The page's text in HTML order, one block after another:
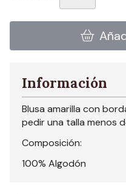
Información
Blusa amarilla con
pedir una talla menos
Composición:
100% Algodón